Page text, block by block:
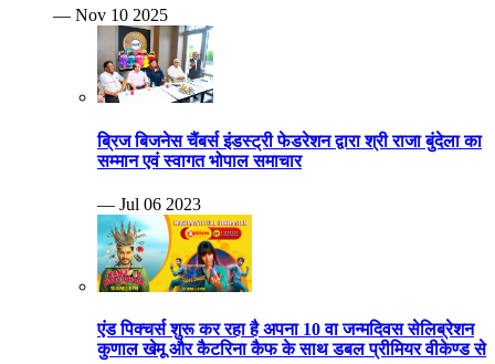
— Nov 10 2025
ब्रिज बिजनेस चैंबर्स इंडस्ट्री फेडरेशन द्वारा श्री राजा बुंदेला का
सम्मान एवं स्वागत भोपाल समाचार
— Jul 06 2023
एंड पिक्चर्स शुरू कर रहा है अपना 10 वा जन्मदिवस सेलिब्रेशन
कुणाल खेमू और कैटरिना कैफ के साथ डबल प्रीमियर वीकेण्ड से